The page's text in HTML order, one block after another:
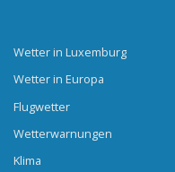
Wetter in Luxemburg
Wetter in Europa
Flugwetter
Wetterwarnungen
Klima